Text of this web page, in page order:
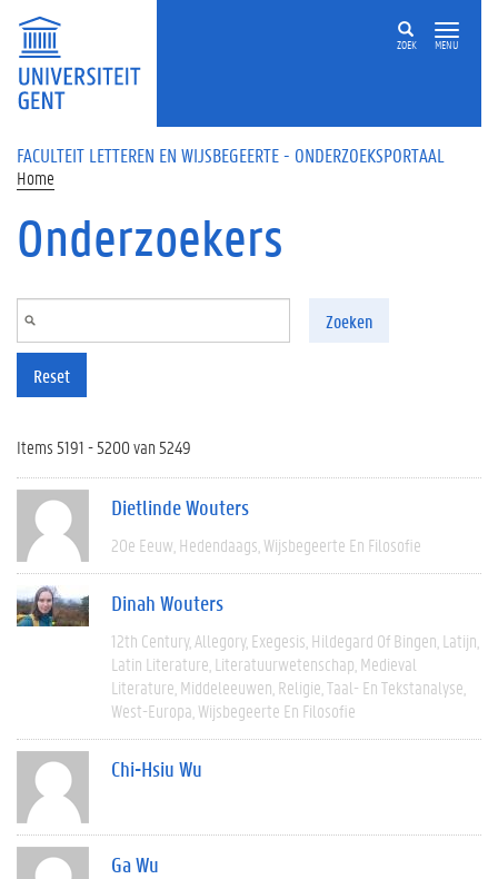
Overslaan en naar de inhoud gaan
ZOEK MENU
FACULTEIT LETTEREN EN WIJSBEGEERTE - ONDERZOEKSPORTAAL
Home
Onderzoekers
Zoeken
Reset
Items 5191 - 5200 van 5249
Dietlinde Wouters
20e Eeuw Hedendaags Wijsbegeerte En Filosofie
Dinah Wouters
12th Century Allegory Exegesis Hildegard Of Bingen Latijn
Latin Literature Literatuurwetenschap Medieval
Literature Middeleeuwen Religie Taal- En Tekstanalyse
West-Europa Wijsbegeerte En Filosofie
Chi-Hsiu Wu
Ga Wu